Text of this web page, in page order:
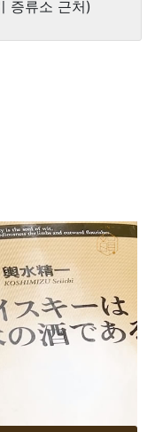
증류소 근처)